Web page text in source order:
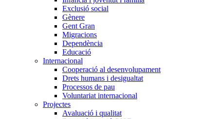
Exclusió social
Gènere
Gent Gran
Migracions
Dependència
Educació
Internacional
Cooperació al desenvolupament
Drets humans i desigualtat
Processos de pau
Voluntariat internacional
Projectes
Avaluació i qualitat